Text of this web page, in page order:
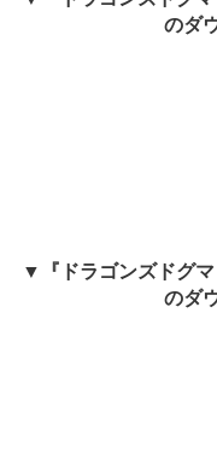
のダ
▼『ドラゴンズドグ
のダ